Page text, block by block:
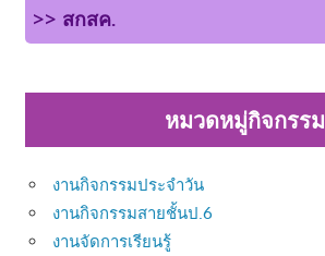
>> สกสค.
หมวดหมู่กิจกรรม
งานกิจกรรมประจำวัน
งานกิจกรรมสายชั้นป.6
งานจัดการเรียนรู้